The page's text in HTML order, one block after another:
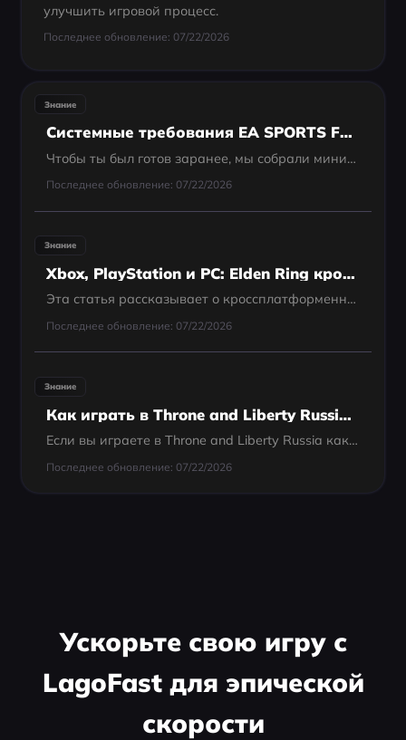
улучшить игровой процесс.
Последнее обновление: 07/22/2026
Знание
Системные требования EA SPORTS FC 26 — потянет ли твой ПК или смартфон?
Чтобы ты был готов заранее, мы собрали минимальные и рекомендуемые системные требования для ПК, а также требования для мобильных устройств и консолей
Последнее обновление: 07/22/2026
Знание
Xbox, PlayStation и PC: Elden Ring кроссплатформа
Эта статья рассказывает о кроссплатформенности Elden Ring в 2024 году и представляет LagoFast как инструмент для улучшения игры.
Последнее обновление: 07/22/2026
Знание
Как играть в Throne and Liberty Russia на любом языке
Если вы играете в Throne and Liberty Russia как международный игрок, языковой барьер становится заметен очень быстро. Задания, меню и системные подсказки — всё на русском, поэтому легко запутаться или упустить важные детали. Со временем попытки...
Последнее обновление: 07/22/2026
Ускорьте свою игру с
LagoFast для эпической
скорости